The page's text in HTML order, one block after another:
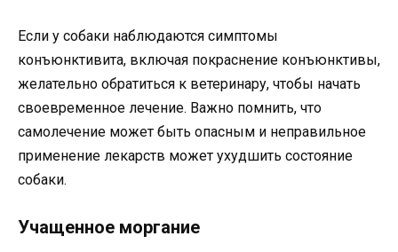
Если у собаки наблюдаются симптомы
конъюнктивита, включая покраснение конъюнктивы,
желательно обратиться к ветеринару, чтобы начать
своевременное лечение. Важно помнить, что
самолечение может быть опасным и неправильное
применение лекарств может ухудшить состояние
собаки.
Учащенное моргание